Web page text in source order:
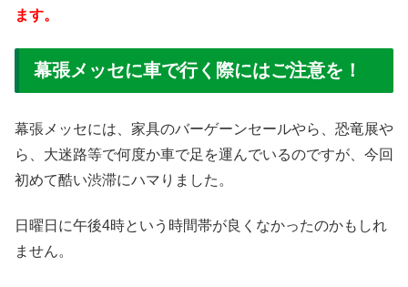
ます。
幕張メッセに車で行く際にはご注意を！
幕張メッセには、家具のバーゲーンセールやら、恐竜展や
ら、大迷路等で何度か車で足を運んでいるのですが、今回
初めて酷い渋滞にハマりました。
日曜日に午後4時という時間帯が良くなかったのかもしれ
ません。